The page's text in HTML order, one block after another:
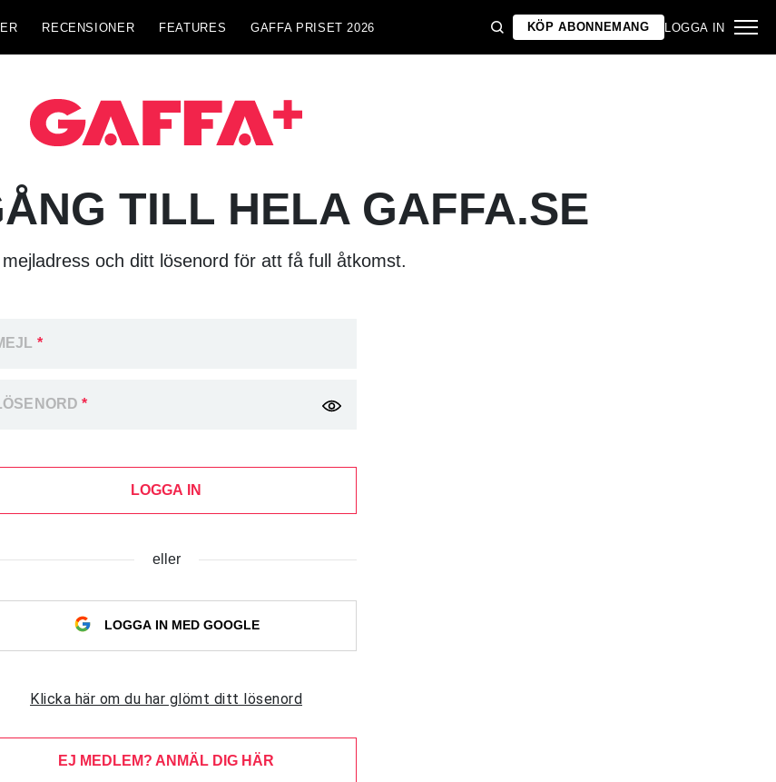
RECENSIONER FEATURES GAFFA PRISET 2026 KÖP ABONNEMANG LOGGA IN
TILL HELA GAFFA.SE
och ditt lösenord för att få full åtkomst.
*
*
LOGGA IN
eller
LOGGA IN MED GOOGLE
Klicka här om du har glömt ditt lösenord
EJ MEDLEM? ANMÄL DIG HÄR